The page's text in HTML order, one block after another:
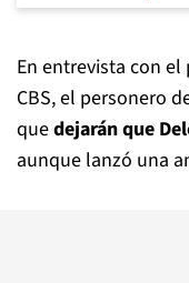
En entrevista con el
CBS, el personero
quedejarán que
aunque lanzó una